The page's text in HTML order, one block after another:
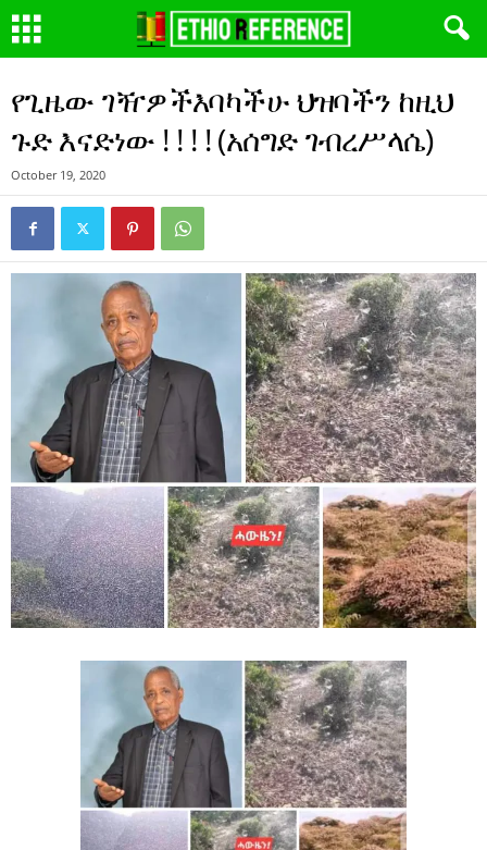
የጊዜው ገዥዎችእባካችሁ ህዝባችን ከዚህ
ጉድ እናድነው ! ! ! ! (አሰግድ ገብረሥላሴ)
October 19, 2020